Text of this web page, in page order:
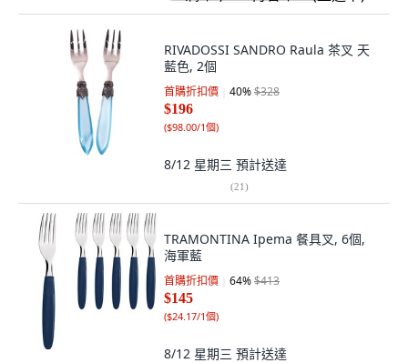
RIVADOSSI SANDRO Raula 茶叉 天
藍色, 2個
首購折扣價 40%$328
$196
($98.00/1個)
8/12 星期三 預計送達
(21)
TRAMONTINA Ipema 餐具叉, 6個,
海軍藍
首購折扣價 64%$413
$145
($24.17/1個)
8/12 星期三 預計送達